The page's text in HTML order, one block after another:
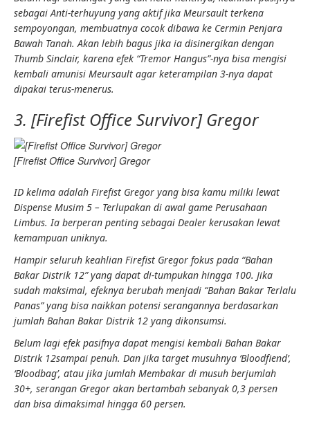
sebagaiAnti-terhuyung yang aktif jika Meursault terkena
sempoyongan, membuatnya cocok dibawa ke Cermin Penjara
Bawah Tanah. Akan lebih bagus jika ia disinergikan dengan
Thumb Sinclair, karena efek “Tremor Hangus”-nya bisa mengisi
kembali amunisi Meursault agar keterampilan 3-nya dapat
dipakai terus-menerus.
3. [Firefist Office Survivor] Gregor
[Firefist Office Survivor] Gregor
ID kelima adalah Firefist Gregor yang bisa kamu miliki lewat
Dispense Musim 5 – Terlupakan di awal game Perusahaan
Limbus. Ia berperan penting sebagai Dealer kerusakan lewat
kemampuan uniknya.
Hampir seluruh keahlian Firefist Gregor fokus pada “Bahan
Bakar Distrik 12”yang dapat di-tumpukan hingga 100. Jika
sudah maksimal, efeknya berubah menjadi “Bahan Bakar Terlalu
Panas” yang bisa naikkan potensi serangannya berdasarkan
jumlah Bahan Bakar Distrik 12 yang dikonsumsi.
Belum lagi efek pasifnya dapat mengisi kembali Bahan Bakar
Distrik 12sampai penuh. Dan jika target musuhnya ‘Bloodfiend’,
‘Bloodbag’, atau jika jumlah Membakar di musuh berjumlah
30+, serangan Gregor akan bertambah sebanyak 0,3 persen
dan bisa dimaksimal hingga 60 persen.